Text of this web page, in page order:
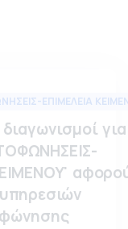
ΕΠΙΜΕΛΕΙΑ
για